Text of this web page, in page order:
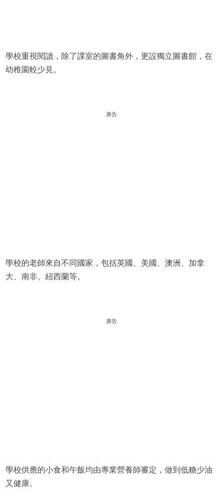
學校重視閱讀，除了課室的圖書角外，更設獨立圖書館，在
幼稚園較少見。
廣告
學校的老師來自不同國家，包括英國、美國、澳洲、加拿
大、南非、紐西蘭等。
廣告
學校供應的小食和午飯均由專業營養師審定，做到低糖少油
又健康。